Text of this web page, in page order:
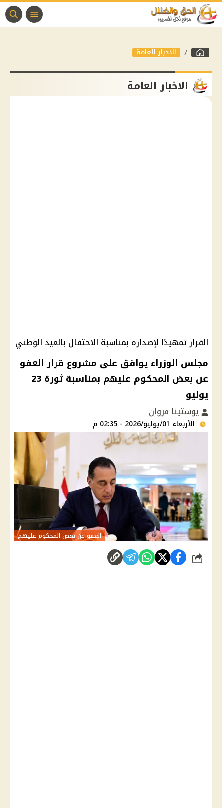
الاخبار العامة
الاخبار العامة
القرار تمهيدًا لإصداره بمناسبة الاحتفال بالعيد الوطني
مجلس الوزراء يوافق على مشروع قرار العفو
عن بعض المحكوم عليهم بمناسبة ثورة 23
يوليو
يوستينا مروان
الأربعاء 01/يوليو/2026 - 02:35 م
العفو عن بعض المحكوم عليهم
شارك